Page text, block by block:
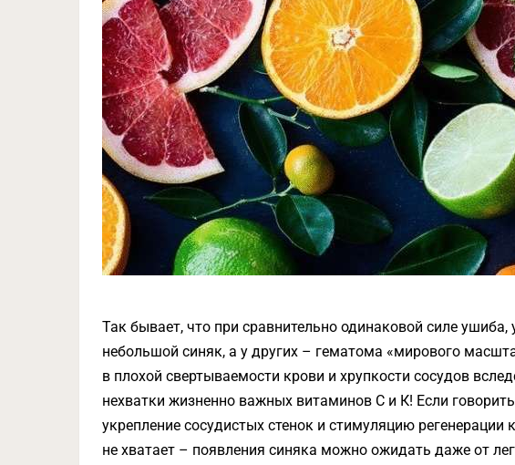
Так бывает, что при сравнительно одинаковой силе
небольшой синяк, а у других – гематома «мирового
в плохой свертываемости крови и хрупкости сосудов
нехватки жизненно важных витаминов С и К! Если
укрепление сосудистых стенок и стимуляцию регенерации
не хватает – появления синяка можно ожидать даже от